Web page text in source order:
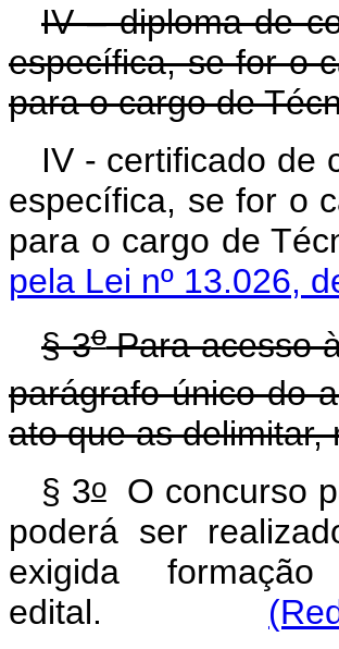
IV – diploma de
específica, se for o
para o cargo de
IV - certificado de
específica, se for o
para o cargo
pela Lei nº 13.026,
§ 3oPara acesso
parágrafo único do
ato que as
§ 3oO concurso
poderá ser
exigida
edital.